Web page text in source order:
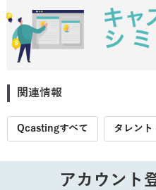
関連情報
Qcastingすべて タレント
アカウント